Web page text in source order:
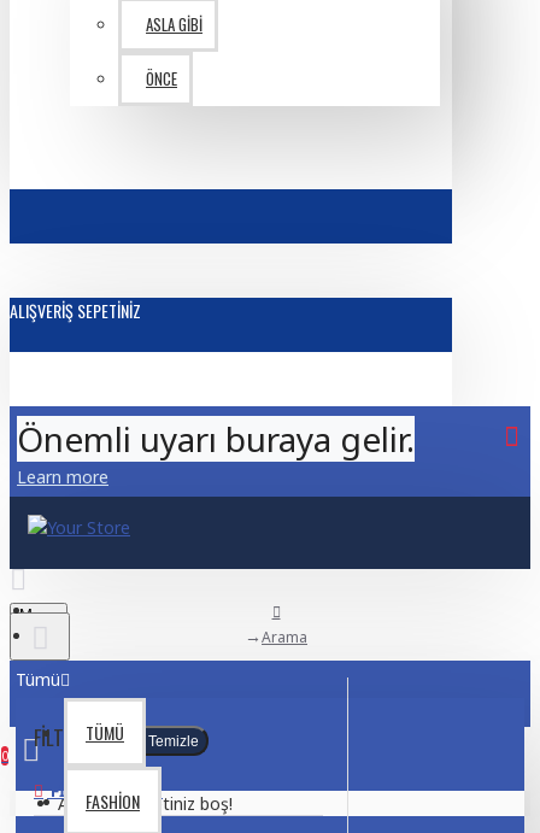
ASLA GIBI
ÖNCE
ALIŞVERIŞ SEPETINIZ
Önemli uyarı buraya gelir.
Learn more
Menu
Tümü
TÜMÜ
FASHION
0
Alışveriş sepetiniz boş!
Arama
FILTRELEME Temizle
FIYAT ARALIĞI